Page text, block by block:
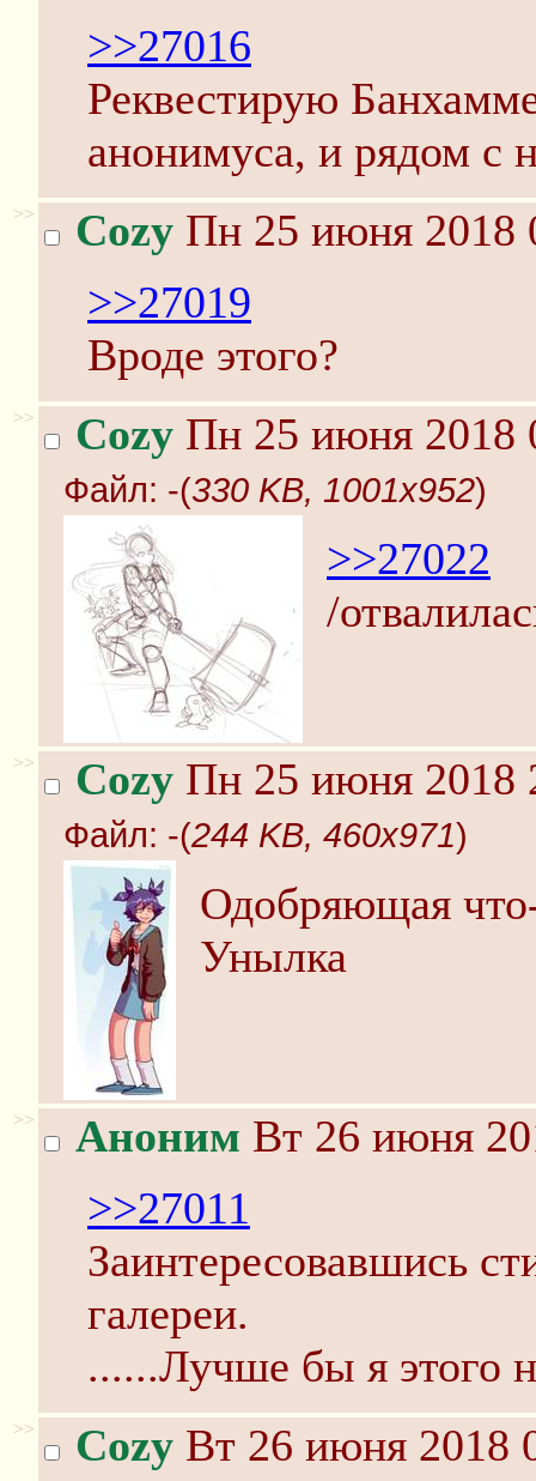
>>27016
Реквестирую
анонимуса, и рядом с
>> Cozy Пн 25 июня 2018
>>27019
Вроде этого?
>> Cozy Пн 25 июня 2018
Файл: -(330 KB, 1001x952)
>>27022
/
>> Cozy Пн 25 июня 2018
Файл: -(244 KB, 460x971)
Одобряющая что-
Унылка
>> Аноним Вт 26 июня
>>27011
Заинтересовавшись
галереи.
......Лучше бы я этого
>> Cozy Вт 26 июня 2018